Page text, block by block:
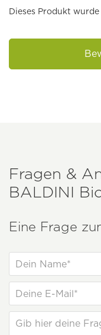
Dieses Produkt
Fragen &
BALDINI
Eine Frage